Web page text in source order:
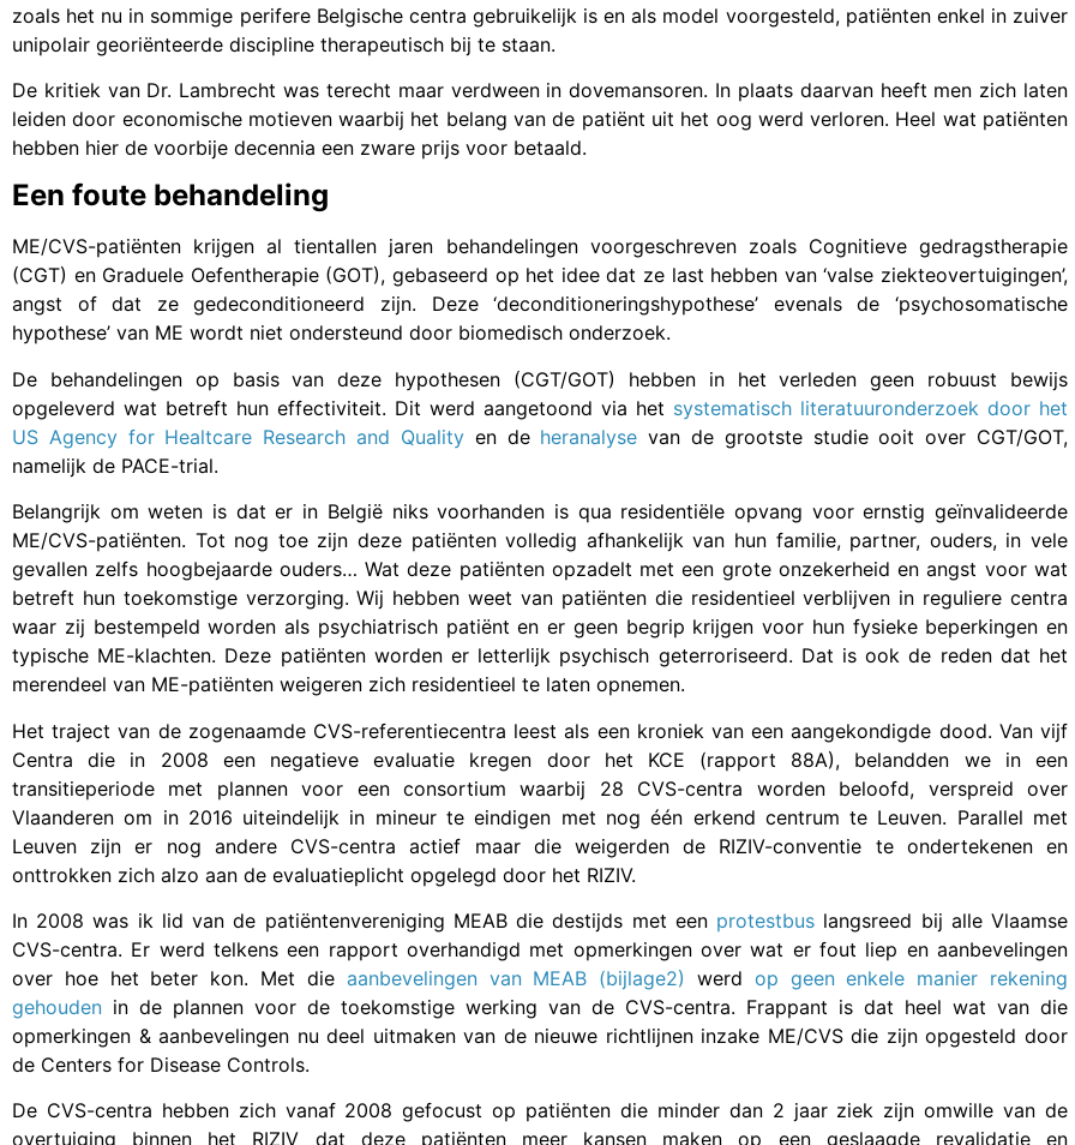
zoals het nu in sommige perifere Belgische centra gebruikelijk is en als model voorgesteld, patiënten enkel in zuiver
unipolair georiënteerde discipline therapeutisch bij te staan.
De kritiek van Dr. Lambrecht was terecht maar verdween in dovemansoren. In plaats daarvan heeft men zich laten
leiden door economische motieven waarbij het belang van de patiënt uit het oog werd verloren. Heel wat patiënten
hebben hier de voorbije decennia een zware prijs voor betaald.
Een foute behandeling
ME/CVS-patiënten krijgen al tientallen jaren behandelingen voorgeschreven zoals Cognitieve gedragstherapie
(CGT) en Graduele Oefentherapie (GOT), gebaseerd op het idee dat ze last hebben van ‘valse ziekteovertuigingen’,
angst of dat ze gedeconditioneerd zijn. Deze ‘deconditioneringshypothese’ evenals de ‘psychosomatische
hypothese’ van ME wordt niet ondersteund door biomedisch onderzoek.
De behandelingen op basis van deze hypothesen (CGT/GOT) hebben in het verleden geen robuust bewijs
opgeleverd wat betreft hun effectiviteit. Dit werd aangetoond via het systematisch literatuuronderzoek door het
US Agency for Healtcare Research and Quality en de heranalysevan de grootste studie ooit over CGT/GOT,
namelijk de PACE-trial.
Belangrijk om weten is dat er in België niks voorhanden is qua residentiële opvang voor ernstig geïnvalideerde
ME/CVS-patiënten. Tot nog toe zijn deze patiënten volledig afhankelijk van hun familie, partner, ouders, in vele
gevallen zelfs hoogbejaarde ouders… Wat deze patiënten opzadelt met een grote onzekerheid en angst voor wat
betreft hun toekomstige verzorging. Wij hebben weet van patiënten die residentieel verblijven in reguliere centra
waar zij bestempeld worden als psychiatrisch patiënt en er geen begrip krijgen voor hun fysieke beperkingen en
typische ME-klachten. Deze patiënten worden er letterlijk psychisch geterroriseerd. Dat is ook de reden dat het
merendeel van ME-patiënten weigeren zich residentieel te laten opnemen.
Het traject van de zogenaamde CVS-referentiecentra leest als een kroniek van een aangekondigde dood. Van vijf
Centra die in 2008 een negatieve evaluatie kregen door het KCE (rapport 88A), belandden we in een
transitieperiode met plannen voor een consortium waarbij 28 CVS-centra worden beloofd, verspreid over
Vlaanderen om in 2016 uiteindelijk in mineur te eindigen met nog één erkend centrum te Leuven. Parallel met
Leuven zijn er nog andere CVS-centra actief maar die weigerden de RIZIV-conventie te ondertekenen en
onttrokken zich alzo aan de evaluatieplicht opgelegd door het RIZIV.
In 2008 was ik lid van de patiëntenvereniging MEAB die destijds met een protestbus langsreed bij alle Vlaamse
CVS-centra. Er werd telkens een rapport overhandigd met opmerkingen over wat er fout liep en aanbevelingen
over hoe het beter kon. Met die aanbevelingen van MEAB (bijlage2) werd op geen enkele manier rekening
gehouden in de plannen voor de toekomstige werking van de CVS-centra. Frappant is dat heel wat van die
opmerkingen & aanbevelingen nu deel uitmaken van de nieuwe richtlijnen inzake ME/CVS die zijn opgesteld door
de Centers for Disease Controls.
De CVS-centra hebben zich vanaf 2008 gefocust op patiënten die minder dan 2 jaar ziek zijn omwille van de
overtuiging binnen het RIZIV dat deze patiënten meer kansen maken op een geslaagde revalidatie en